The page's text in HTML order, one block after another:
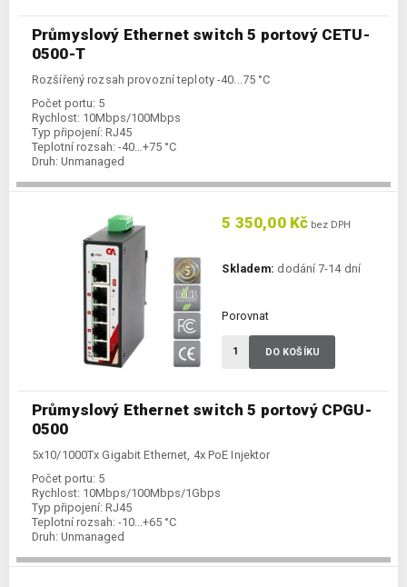
Průmyslový Ethernet switch 5 portový CETU-
0500-T
Rozšířený rozsah provozní teploty -40...75 °C
Počet portu: 5
Rychlost: 10Mbps/100Mbps
Typ připojení: RJ45
Teplotní rozsah: -40…+75 °C
Druh: Unmanaged
Průmyslový Ethernet switch 5 portový CPGU-
0500
5x10/1000Tx Gigabit Ethernet, 4x PoE Injektor
Počet portu: 5
Rychlost: 10Mbps/100Mbps/1Gbps
Typ připojení: RJ45
Teplotní rozsah: -10...+65 °C
Druh: Unmanaged
5 350,00 Kč bez DPH
Skladem: dodání 7-14 dní
Porovnat
DO KOŠÍKU